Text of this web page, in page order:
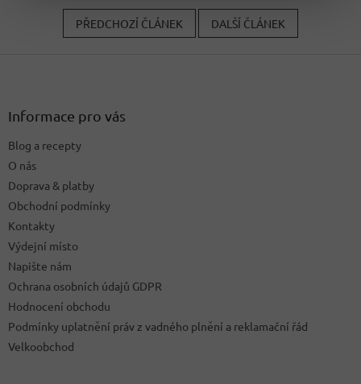
PŘEDCHOZÍ ČLÁNEK DALŠÍ ČLÁNEK
Informace pro vás
Blog a recepty
O nás
Doprava & platby
Obchodní podmínky
Kontakty
Výdejní místo
Napište nám
Ochrana osobních údajů GDPR
Hodnocení obchodu
Podmínky uplatnění práv z vadného plnění a reklamační řád
Velkoobchod